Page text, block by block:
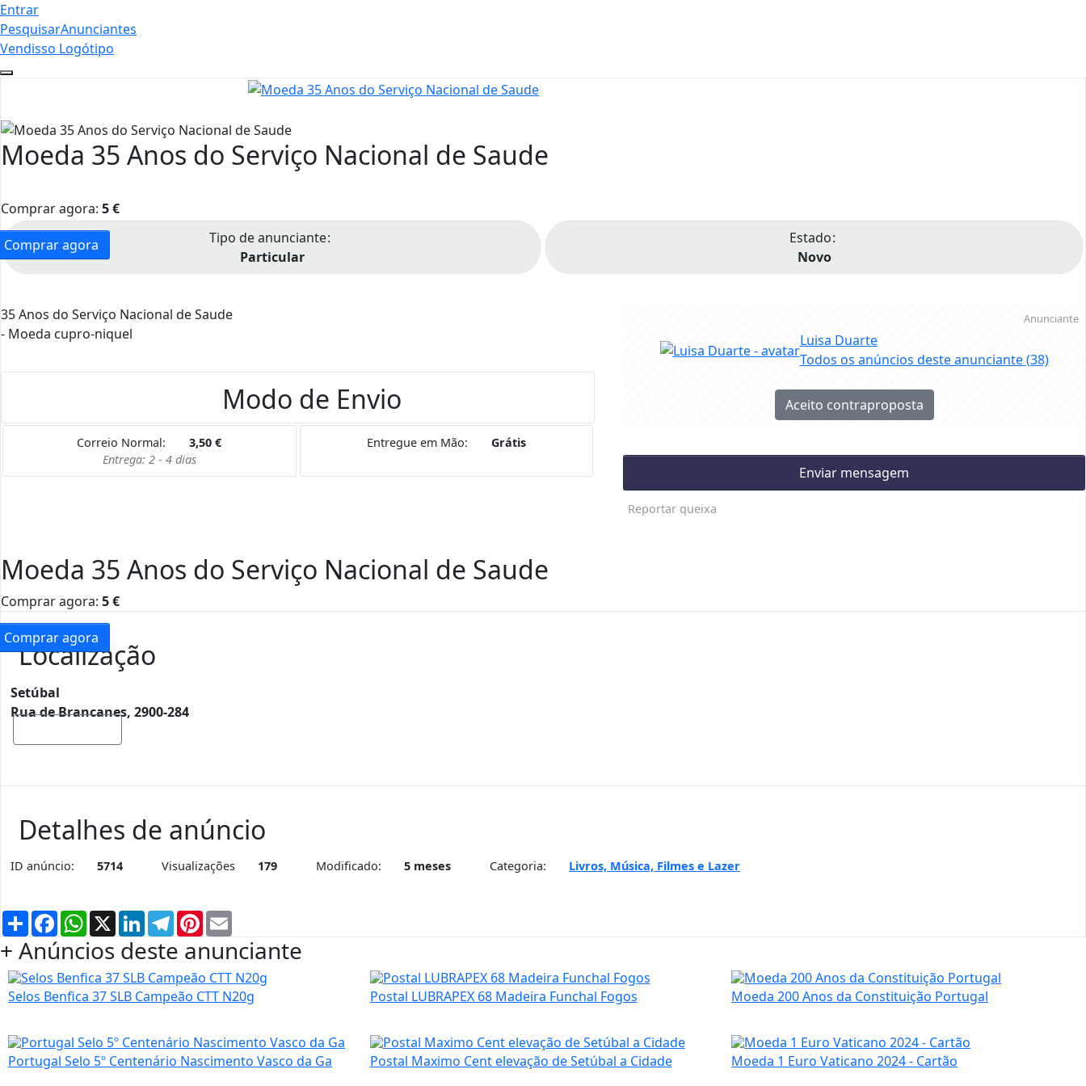
Entrar
PesquisarAnunciantes
Vendisso Logótipo
Moeda 35 Anos do Serviço Nacional de Saude
Comprar agora: 5€
Comprar agora
Tipo de anunciante
Particular
Estado
Novo
35 Anos do Serviço Nacional de Saude
- Moeda cupro-niquel
Modo de Envio
Correio Normal: 3,50 €
Entrega: 2 - 4 dias
Entregue em Mão: Grátis
Aceito contraproposta
Anunciante
Luisa Duarte
Todos os anúncios deste anunciante(38)
Enviar mensagem
Reportar queixa
Moeda 35 Anos do Serviço Nacional de Saude
Comprar agora: 5€
Comprar agora
Localização
Setúbal
Rua de Brancanes, 2900-284
Detalhes de anúncio
ID anúncio: 5714 Visualizações 179 Modificado: 5 meses Categoria: Livros, Música, Filmes e Lazer
PartilharFacebookWhatsApp
X LinkedInTelegram
Pinterest
+ Anúncios deste anunciante
Selos Benfica 37 SLB Campeão CTT N20g
Portugal Selo 5º Centenário Nascimento Vasco da Ga
Postal LUBRAPEX 68 Madeira Funchal Fogos
Postal Maximo Cent elevação de Setúbal a Cidade
Moeda 200 Anos da Constituição Portugal
Moeda 1 Euro Vaticano 2024 - Cartão